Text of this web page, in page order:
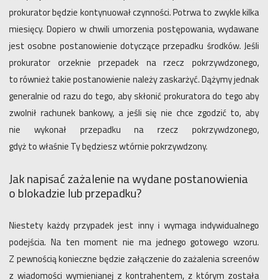
prokurator będzie kontynuował czynności. Potrwa to zwykle kilka
miesięcy. Dopiero w chwili umorzenia postępowania, wydawane
jest osobne postanowienie dotyczące przepadku środków. Jeśli
prokurator orzeknie przepadek na rzecz pokrzywdzonego,
to również takie postanowienie należy zaskarżyć. Dążymy jednak
generalnie od razu do tego, aby skłonić prokuratora do tego aby
zwolnił rachunek bankowy, a jeśli się nie chce zgodzić to, aby
nie wykonał przepadku na rzecz pokrzywdzonego,
gdyż to właśnie Ty będziesz wtórnie pokrzywdzony.
Jak napisać zażalenie na wydane postanowienia
o blokadzie lub przepadku?
Niestety każdy przypadek jest inny i wymaga indywidualnego
podejścia. Na ten moment nie ma jednego gotowego wzoru.
Z pewnością konieczne będzie załączenie do zażalenia screenów
z wiadomości wymienianej z kontrahentem, z którym została